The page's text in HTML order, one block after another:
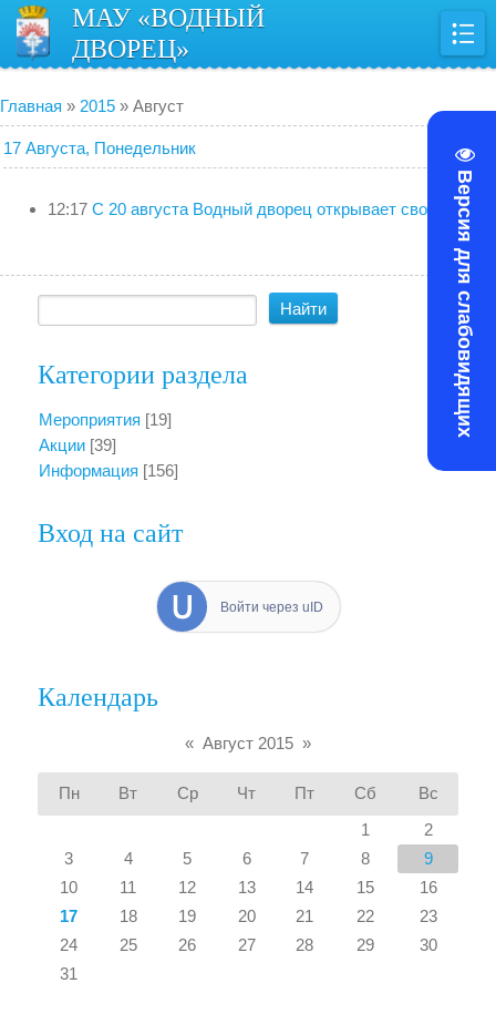
Версия для слабовидящих
МАУ «ВОДНЫЙ
ДВОРЕЦ»
Главная » 2015 » Август
17 Августа, Понедельник
12:17 С 20 августа Водный дворец открывает свои двери
Категории раздела
Мероприятия [19]
Акции [39]
Информация [156]
Вход на сайт
Войти через uID
Календарь
« Август 2015 »
Пн Вт Ср Чт Пт Сб
Вс
1
2
3
4 5 6 7 8
9
10
11 12 13 14 15
16
17
18 19 20 21 22
23
24
25 26 27 28 29
30
31